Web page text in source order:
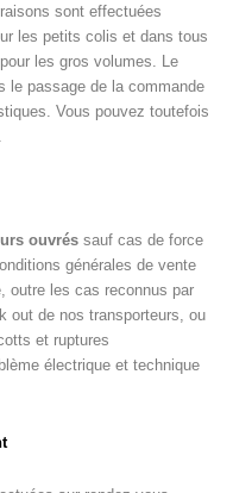
sont effectuées
les petits colis et dans tous
les gros volumes. Le
le passage de la commande
Vous pouvez toutefois
ouvrés sauf cas de force
générales de vente
outre les cas reconnus par
out de nos transporteurs, ou
et ruptures
électrique et technique